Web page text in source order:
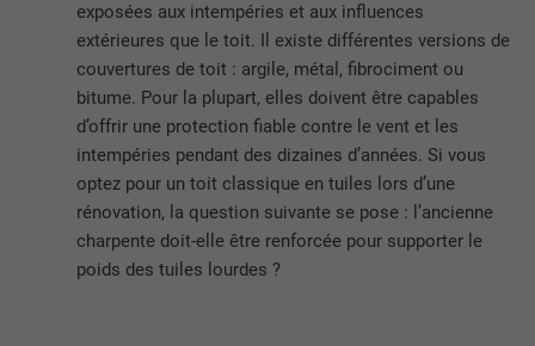
exposées aux intempéries et aux influences
extérieures que le toit. Il existe différentes versions de
couvertures de toit : argile, métal, fibrociment ou
bitume. Pour la plupart, elles doivent être capables
d’offrir une protection fiable contre le vent et les
intempéries pendant des dizaines d’années. Si vous
optez pour un toit classique en tuiles lors d’une
rénovation, la question suivante se pose : l’ancienne
charpente doit-elle être renforcée pour supporter le
poids des tuiles lourdes ?